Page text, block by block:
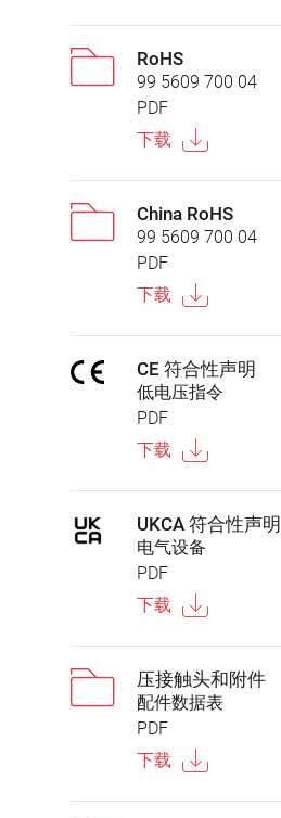
RoHS
99 5609 700 04
PDF
下载
China RoHS
99 5609 700 04
PDF
下载
CE 符合性声明
低电压指令
PDF
下载
UKCA 符合性声明
电气设备
PDF
下载
压接触头和附件
配件数据表
PDF
下载